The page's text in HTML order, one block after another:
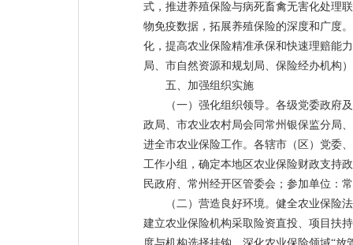
式，推进养殖保险与病死畜禽无害化处理
物免疫数据，拓展养殖保险的深度和广度
化，提高农业保险精准承保和快速理赔能
局、市自然资源和规划局、保险经办机构）
五、加强组织实施
（一）强化组织领导。各级党委政府
政局、市农业农村局会同常州银保监分局
进全市农业保险工作。各辖市（区）党委
工作小组，确定本地区农业保险财政支持
民政府、常州经开区管委会；参加单位：
（二）营造良好环境。健全农业保险
建立农业保险机构采取险资直投、项目扶